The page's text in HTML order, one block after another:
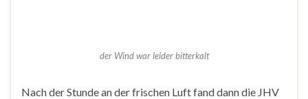
der Wind war leider bitterkalt
Nach der Stunde an der frischen Luft fand dann die JHV